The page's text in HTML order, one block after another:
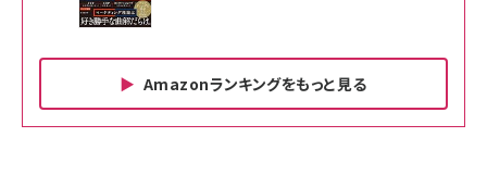
Amazonランキングをもっと見る